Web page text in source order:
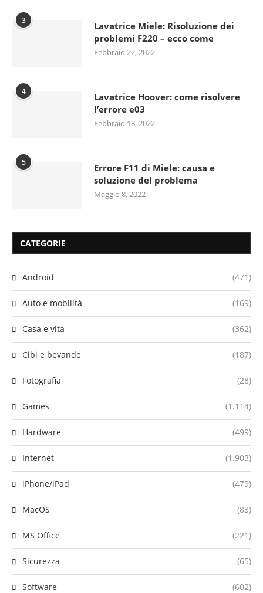
3
Lavatrice Miele: Risoluzione dei
problemi F220 – ecco come
Febbraio 22, 2022
4
Lavatrice Hoover: come risolvere
l’errore e03
Febbraio 18, 2022
5
Errore F11 di Miele: causa e
soluzione del problema
Maggio 8, 2022
CATEGORIE
Android (471)
Auto e mobilità (169)
Casa e vita (362)
Cibi e bevande (187)
Fotografia (28)
Games (1.114)
Hardware (499)
Internet (1.903)
iPhone/iPad (479)
MacOS (83)
MS Office (221)
Sicurezza (65)
Software (602)